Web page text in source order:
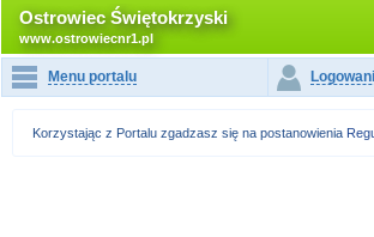
Ostrowiec Świętokrzyski
www.ostrowiecnr1.pl
Menu portalu
Korzystając z Portalu zgadzasz się na postanowienia